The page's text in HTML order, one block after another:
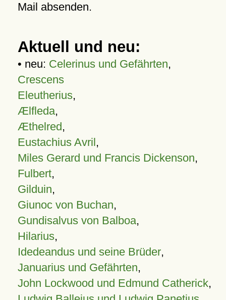
Mail absenden.
Aktuell und neu:
• neu: Celerinus und Gefährten,
Crescens
Eleutherius,
Ælfleda,
Æthelred,
Eustachius Avril,
Miles Gerard und Francis Dickenson,
Fulbert,
Gilduin,
Giunoc von Buchan,
Gundisalvus von Balboa,
Hilarius,
Idedeandus und seine Brüder,
Januarius und Gefährten,
John Lockwood und Edmund Catherick,